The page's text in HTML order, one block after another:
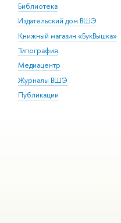
Библиотека
Издательский дом ВШЭ
Книжный магазин «БукВышка»
Типография
Медиацентр
Журналы ВШЭ
Публикации